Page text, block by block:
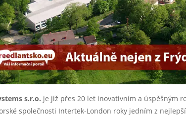
s.r.o. je již přes 20 let inovativním a úspěšným
společnosti Intertek-London roky jedním z